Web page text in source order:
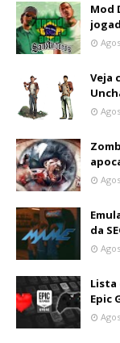
Mod
Veja
da
Lista
Epic